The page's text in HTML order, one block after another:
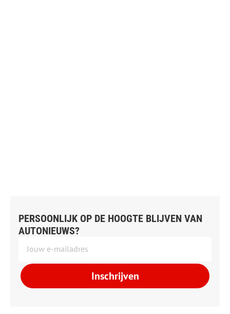
PERSOONLIJK OP DE HOOGTE BLIJVEN VAN
AUTONIEUWS?
Inschrijven